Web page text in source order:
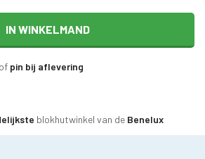
IN WINKELMAND
of pin bij aflevering
blokhutwinkel van de Benelux